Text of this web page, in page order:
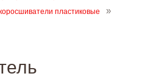
пластиковые